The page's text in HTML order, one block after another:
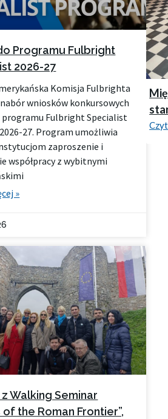
Programu Fulbright
2026-27
Komisja Fulbrighta
wniosków konkursowych
programu Fulbright Specialist
27. Program umożliwia
zaproszenie i
współpracy z wybitnymi
»
Walking Seminar
of the Roman Frontier”,